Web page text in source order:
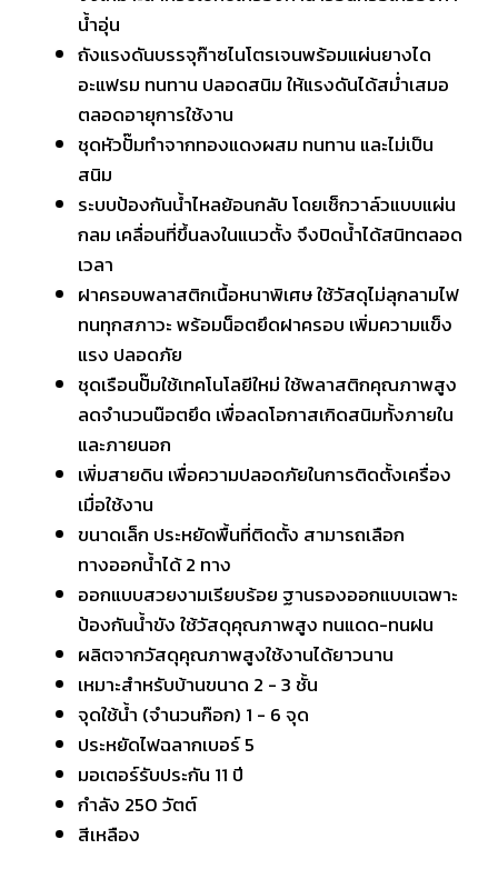
น้ำอุ่น
ถังแรงดันบรรจุก๊าซไนโตรเจนพร้อมแผ่นยางได
อะแฟรม ทนทาน ปลอดสนิม ให้แรงดันได้สม่ำเสมอ
ตลอดอายุการใช้งาน
ชุดหัวปั๊มทำจากทองแดงผสม ทนทาน และไม่เป็น
สนิม
ระบบป้องกันน้ำไหลย้อนกลับ โดยเช็กวาล์วแบบแผ่น
กลม เคลื่อนที่ขึ้นลงในแนวตั้ง จึงปิดน้ำได้สนิทตลอด
เวลา
ฝาครอบพลาสติกเนื้อหนาพิเศษ ใช้วัสดุไม่ลุกลามไฟ
ทนทุกสภาวะ พร้อมน็อตยึดฝาครอบ เพิ่มความแข็ง
แรง ปลอดภัย
ชุดเรือนปั๊มใช้เทคโนโลยีใหม่ ใช้พลาสติกคุณภาพสูง
ลดจำนวนน๊อตยึด เพื่อลดโอกาสเกิดสนิมทั้งภายใน
และภายนอก
เพิ่มสายดิน เพื่อความปลอดภัยในการติดตั้งเครื่อง
เมื่อใช้งาน
ขนาดเล็ก ประหยัดพื้นที่ติดตั้ง สามารถเลือก
ทางออกน้ำได้ 2 ทาง
ออกแบบสวยงามเรียบร้อย ฐานรองออกแบบเฉพาะ
ป้องกันน้ำขัง ใช้วัสดุคุณภาพสูง ทนแดด-ทนฝน
ผลิตจากวัสดุคุณภาพสูงใช้งานได้ยาวนาน
เหมาะสำหรับบ้านขนาด 2 - 3 ชั้น
จุดใช้น้ำ (จำนวนก๊อก) 1 - 6 จุด
ประหยัดไฟฉลากเบอร์ 5
มอเตอร์รับประกัน 11 ปี
กำลัง 250 วัตต์
สีเหลือง